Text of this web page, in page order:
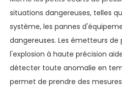
situations dangereuses, telles
système, les pannes
dangereuses. Les émetteurs de
l'explosion à haute précision
détecter toute anomalie en
permet de prendre des